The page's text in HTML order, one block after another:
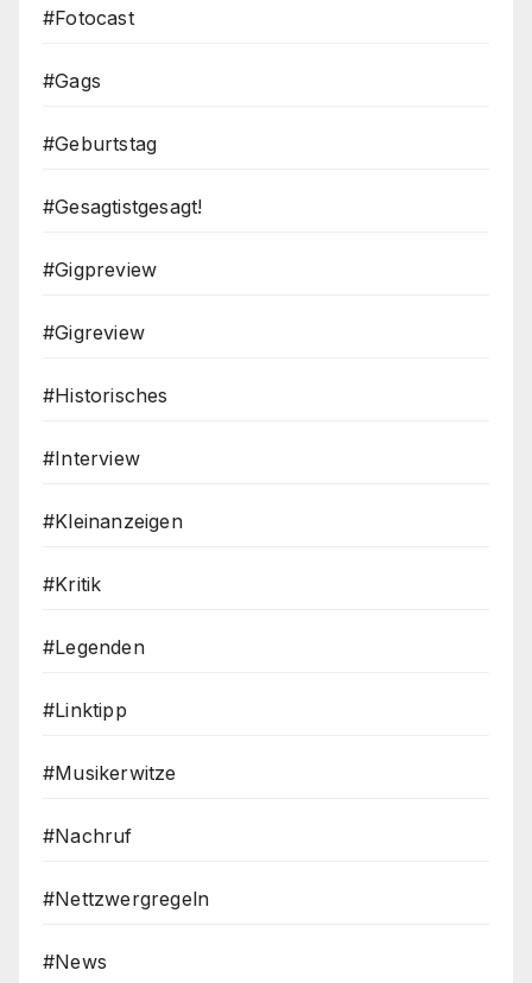
#Fotocast
#Gags
#Geburtstag
#Gesagtistgesagt!
#Gigpreview
#Gigreview
#Historisches
#Interview
#Kleinanzeigen
#Kritik
#Legenden
#Linktipp
#Musikerwitze
#Nachruf
#Nettzwergregeln
#News